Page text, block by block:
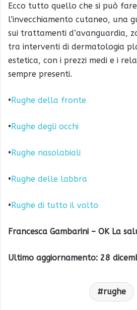
Ecco tutto quello che si può
l’invecchiamento cutaneo, una
sui trattamenti d’avanguardia,
tra interventi di dermatologia
estetica, con i prezzi medi e i
sempre presenti.
•Rughe della fronte
•Rughe degli occhi
•Rughe nasolabiali
•Rughe delle labbra
•Rughe di tutto il volto
Francesca Gambarini – OK La
Ultimo aggiornamento: 28
rughe